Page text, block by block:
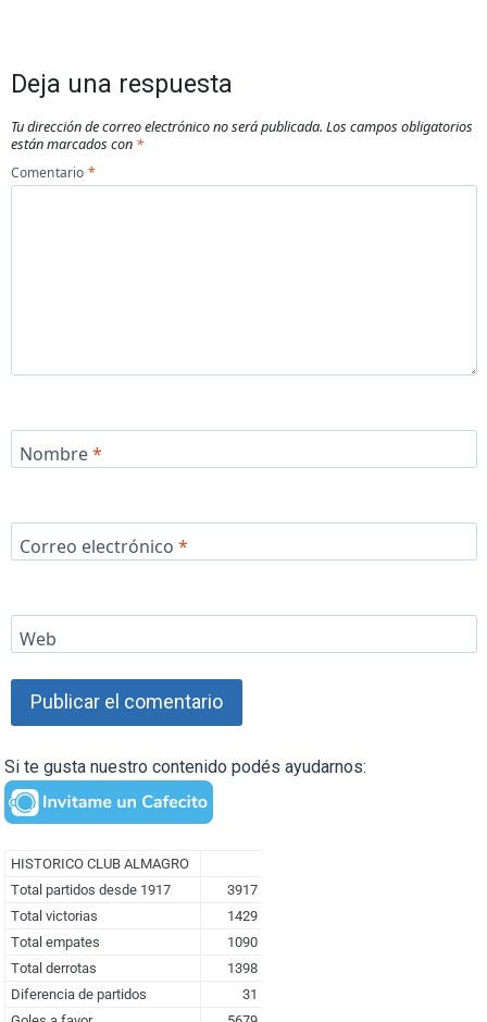
Deja una respuesta
Tu dirección de correo electrónico no será publicada. Los campos obligatorios
están marcados con *
Comentario *
Nombre*
Correo electrónico *
Web
Si te gusta nuestro contenido podés ayudarnos: